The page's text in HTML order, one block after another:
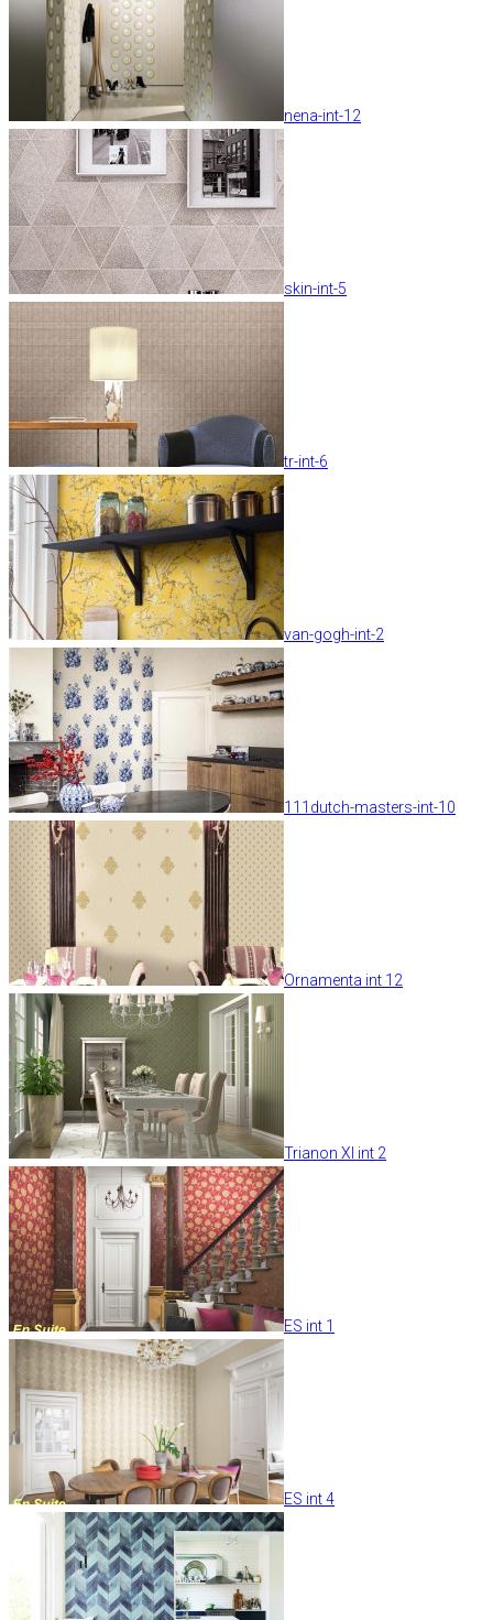
nena-int-12
skin-int-5
tr-int-6
van-gogh-int-2
111dutch-masters-int-10
Ornamenta int 12
Trianon XI int 2
ES int 1
ES int 4